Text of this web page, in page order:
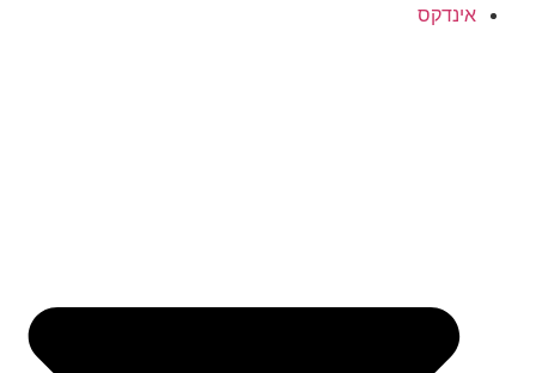
אינדקס